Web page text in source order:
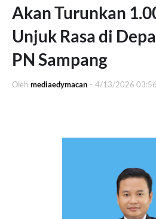
Akan Turunkan
Unjuk Rasa di
PN Sampang
Oleh mediaedymacan - 4/13/2026